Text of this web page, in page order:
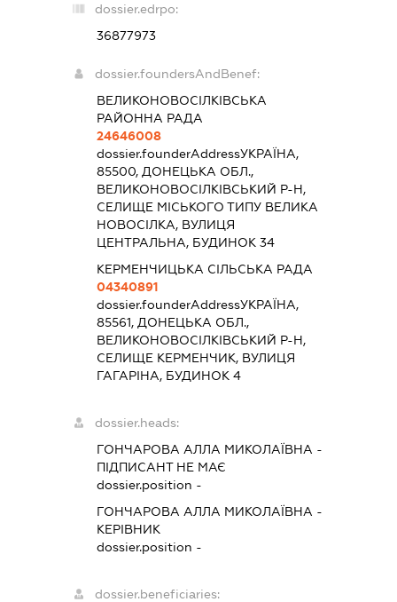
dossier.edrpo:
36877973
dossier.foundersAndBenef:
ВЕЛИКОНОВОСІЛКІВСЬКА
РАЙОННА РАДА
24646008
dossier.founderAddressУКРАЇНА,
85500, ДОНЕЦЬКА ОБЛ.,
ВЕЛИКОНОВОСІЛКІВСЬКИЙ Р-Н,
СЕЛИЩЕ МІСЬКОГО ТИПУ ВЕЛИКА
НОВОСІЛКА, ВУЛИЦЯ
ЦЕНТРАЛЬНА, БУДИНОК 34
КЕРМЕНЧИЦЬКА СІЛЬСЬКА РАДА
04340891
dossier.founderAddressУКРАЇНА,
85561, ДОНЕЦЬКА ОБЛ.,
ВЕЛИКОНОВОСІЛКІВСЬКИЙ Р-Н,
СЕЛИЩЕ КЕРМЕНЧИК, ВУЛИЦЯ
ГАГАРІНА, БУДИНОК 4
dossier.heads:
ГОНЧАРОВА АЛЛА МИКОЛАЇВНА -
ПІДПИСАНТНЕ МАЄ
dossier.position -
ГОНЧАРОВА АЛЛА МИКОЛАЇВНА -
КЕРІВНИК
dossier.position -
dossier.beneficiaries: